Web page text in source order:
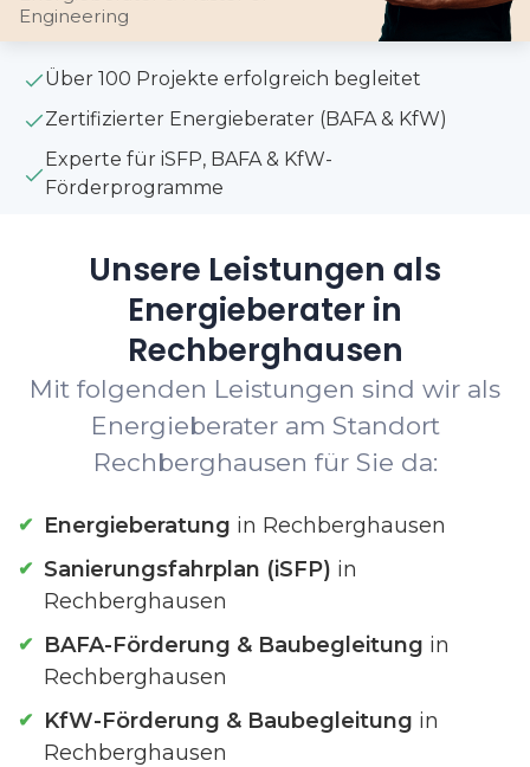
Engineering
Über 100 Projekte erfolgreich begleitet
Zertifizierter Energieberater (BAFA & KfW)
Experte für iSFP, BAFA & KfW-
Förderprogramme
Unsere Leistungen als
Energieberater in
Rechberghausen
Mit folgenden Leistungen sind wir als
Energieberater am Standort
Rechberghausen für Sie da:
Energieberatung in Rechberghausen
Sanierungsfahrplan (iSFP) in
Rechberghausen
BAFA-Förderung & Baubegleitung in
Rechberghausen
KfW-Förderung & Baubegleitung in
Rechberghausen